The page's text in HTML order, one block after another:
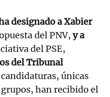
designado a Xabier
del PNV, y a
del PSE,
del Tribunal
candidaturas, únicas
han recibido el